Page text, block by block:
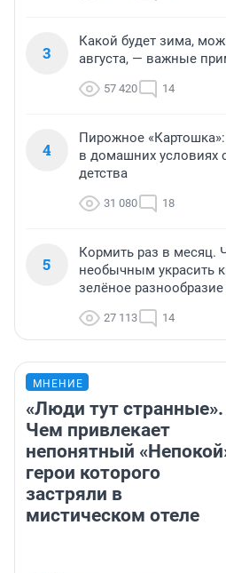
3
Какой будет зима,
августа, — важные
57 420 14
4
Пирожное
в домашних условиях
детства
31 080 18
5
Кормить раз в
необычным украсить
зелёное
27 113 14
МНЕНИЕ
«Люди тут странные».
Чем привлекает
непонятный
герои которого
застряли в
мистическом отеле